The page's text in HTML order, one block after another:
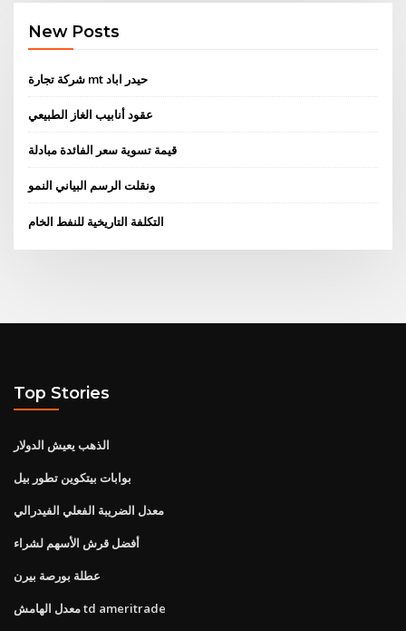
New Posts
شركة تجارة mt حيدر اباد
عقود أنابيب الغاز الطبيعي
قيمة تسوية سعر الفائدة مبادلة
ونقلت الرسم البياني النمو
التكلفة التاريخية للنفط الخام
Top Stories
الذهب يعيش الدولار
بوابات بيتكوين تطور بيل
معدل الضريبة الفعلي الفيدرالي
أفضل قرش الأسهم لشراء
عطلة بورصة بيرن
معدل الهامش td ameritrade